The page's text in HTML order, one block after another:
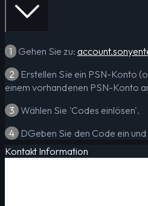
1 Gehen Sie zu:
2 Erstellen Sie ein PSN-Konto
einem vorhandenen PSN-Konto
3 Wählen Sie 'Codes einlösen'.
4 DGeben Sie den Code ein
Kontakt Information